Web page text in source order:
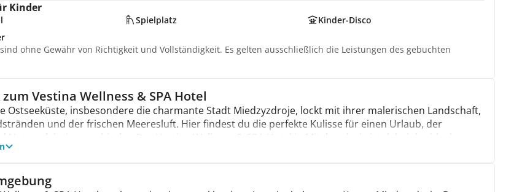
Kinder
Spielplatz
Kinder-Disco
ohne Gewähr von Richtigkeit und Vollständigkeit. Es gelten ausschließlich die Leistungen des gebuchten
Vestina Wellness & SPA Hotel
Ostseeküste, insbesondere die charmante Stadt Miedzyzdroje, lockt mit ihrer malerischen Landschaft,
und der frischen Meeresluft. Hier findest du die perfekte Kulisse für einen Urlaub, der
Naturerlebnisse verbindet. Das Vestina Wellness & SPA Hotel in Miedzyzdroje ist dabei der ideale
um diese wunderschöne Region zu erkunden und die Seele baumeln zu lassen.
und Meer hast. Ein gut gepflegter Spa-Bereich mit großem Innenpool, Whirlpool und